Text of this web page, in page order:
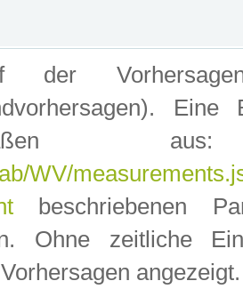
der
WV/
beschriebenen
Ohne zeitliche
angezeigt.